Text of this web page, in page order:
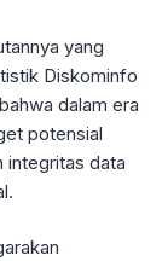
yang
Diskominfo
dalam era
potensial
integritas data